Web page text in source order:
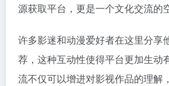
源获取平台，更是一个文化交流的
许多影迷和动漫爱好者在这里分享
荐，这种互动性使得平台更加生动
流不仅可以增进对影视作品的理解